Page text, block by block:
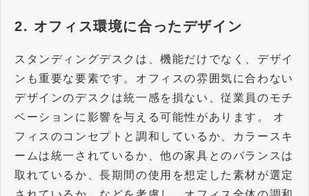
2. オフィス環境に合ったデザイン
スタンディングデスクは、機能だけでなく、デザイ
ンも重要な要素です。オフィスの雰囲気に合わない
デザインのデスクは統一感を損ない、従業員のモチ
ベーションに影響を与える可能性があります。 オ
フィスのコンセプトと調和しているか、カラースキ
ームは統一されているか、他の家具とのバランスは
取れているか、長期間の使用を想定した素材が選定